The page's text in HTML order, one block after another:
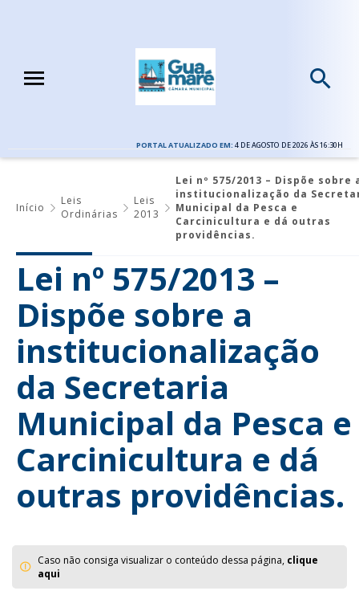
PORTAL ATUALIZADO EM: 4 DE AGOSTO DE 2026 ÀS 16:30H
Início
Leis
Ordinárias
Leis
2013
Lei nº 575/2013 – Dispõe sobre
institucionalização da
Municipal da Pesca e
Carcinicultura e dá outras
providências.
Lei nº 575/2013 –
Dispõe sobre a
institucionalização
da Secretaria
Municipal da Pesca e
Carcinicultura e dá
outras providências.
Caso não consiga visualizar o conteúdo dessa página, clique
aqui